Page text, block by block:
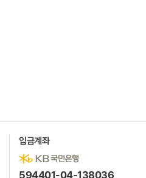
입금계좌
594401-04-138036